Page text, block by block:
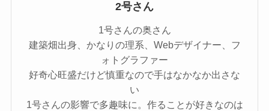
2号さん
1号さんの奥さん
建築畑出身、かなりの理系、Webデザイナー、フ
ォトグラファー
好奇心旺盛だけど慎重なので手はなかなか出さな
い
1号さんの影響で多趣味に。作ることが好きなのは